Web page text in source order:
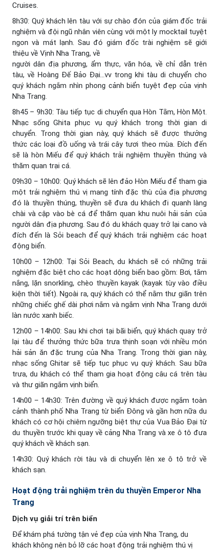
Cruises.
8h30: Quý khách lên tàu với sự chào đón của giám đốc trải
nghiệm và đội ngũ nhân viên cùng với một ly mocktail tuyệt
ngon và mát lạnh. Sau đó giám đốc trài nghiệm sẽ giới
thiệu về Vịnh Nha Trang, về
người dân địa phương, ẩm thực, văn hóa, về chỉ dẫn trên
tàu, về Hoàng Đế Bảo Đại…vv trong khi tàu di chuyển cho
quý khách ngắm nhìn phong cảnh biển tuyệt đẹp của vịnh
Nha Trang.
8h45 – 9h30: Tàu tiếp tục di chuyển qua Hòn Tằm, Hòn Một.
Nhạc sống Ghita phục vụ quý khách trong thời gian di
chuyển. Trong thời gian này, quý khách sẽ được thưởng
thức các loại đồ uống và trái cây tươi theo mùa. Đích đến
sẽ là hòn Miếu để quý khách trải nghiệm thuyền thúng và
thăm quan trại cá.
09h30 – 10h00: Quý khách sẽ lên đảo Hòn Miếu để tham gia
một trải nghiệm thú vị mang tính đặc thù của địa phương
đó là thuyền thúng, thuyền sẽ đưa du khách đi quanh làng
chài và cập vào bè cá để thăm quan khu nuôi hải sản của
người dân địa phương. Sau đó du khách quay trở lại cano và
đích đến là Sỏi beach để quý khách trải nghiệm các hoạt
động biển.
10h00 – 12h00: Tại Sỏi Beach, du khách sẽ có những trải
nghiệm đặc biệt cho các hoạt dộng biển bao gồm: Bơi, tắm
nắng, lặn snorkling, chèo thuyền kayak (kayak tùy vào điều
kiện thời tiết). Ngoài ra, quý khách có thể nằm thư giãn trên
những chiếc ghế dài phơi nắm và ngắm vịnh Nha Trang dưới
làn nước xanh biếc.
12h00 – 14h00: Sau khi chơi tại bãi biển, quý khách quay trở
lại tàu để thưởng thức bữa trưa thịnh soạn với nhiều món
hải sản ăn đặc trung của Nha Trang. Trong thời gian này,
nhạc sống Ghitar sẽ tiếp tục phục vụ quý khách. Sau bữa
trưa, du khách có thể tham gia hoạt động câu cá trên tàu
và thư giãn ngắm vịnh biển.
14h00 – 14h30: Trên đường về quý khách được ngắm toàn
cảnh thành phố Nha Trang từ biển Đông và gần hơn nữa du
khách có cơ hội chiêm ngưỡng biệt thự của Vua Bảo Đại từ
du thuyền trước khi quay về cảng Nha Trang và xe ô tô đưa
quý khách về khách sạn.
14h30: Quý khách rời tàu và di chuyển lên xe ô tô trở về
khách sạn.
Hoạt động trải nghiệm trên du thuyền Emperor Nha
Trang
Dịch vụ giải trí trên biển
Để khám phá tường tận vẻ đẹp của vịnh Nha Trang, du
khách không nên bỏ lỡ các hoạt động trải nghiệm thú vị